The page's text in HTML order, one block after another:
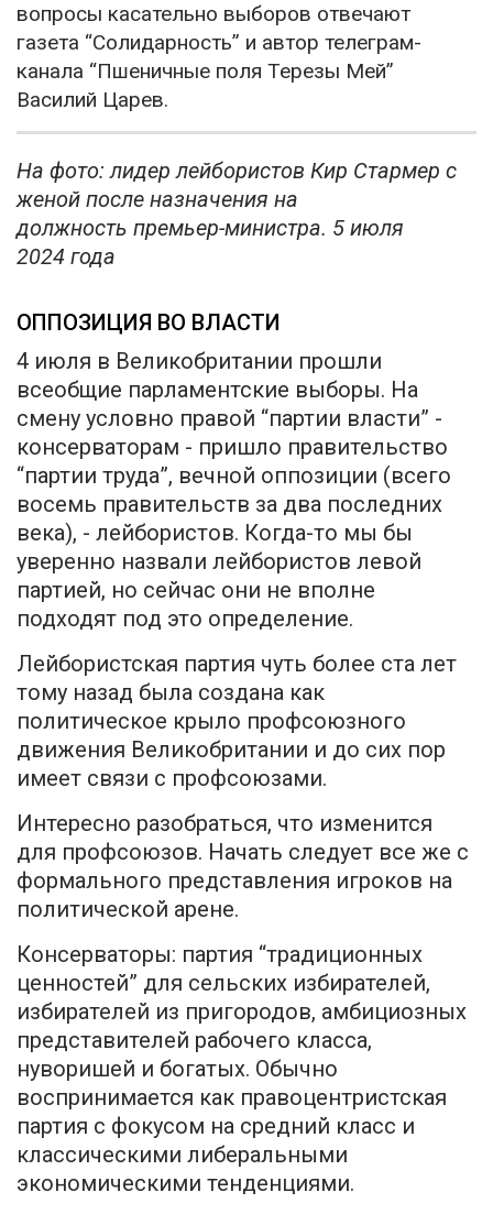
вопросы касательно выборов отвечают
газета “Солидарность” и автор телеграм-
канала “Пшеничные поля Терезы Мей”
Василий Царев.
На фото: лидер лейбористов Кир Стармер с
женой после назначения на
должность премьер-министра. 5 июля
2024 года
ОППОЗИЦИЯ ВО ВЛАСТИ
4 июля в Великобритании прошли
всеобщие парламентские выборы. На
смену условно правой “партии власти” -
консерваторам - пришло правительство
“партии труда”, вечной оппозиции (всего
восемь правительств за два последних
века), - лейбористов. Когда-то мы бы
уверенно назвали лейбористов левой
партией, но сейчас они не вполне
подходят под это определение.
Лейбористская партия чуть более ста лет
тому назад была создана как
политическое крыло профсоюзного
движения Великобритании и до сих пор
имеет связи с профсоюзами.
Интересно разобраться, что изменится
для профсоюзов. Начать следует все же с
формального представления игроков на
политической арене.
Консерваторы: партия “традиционных
ценностей” для сельских избирателей,
избирателей из пригородов, амбициозных
представителей рабочего класса,
нуворишей и богатых. Обычно
воспринимается как правоцентристская
партия с фокусом на средний класс и
классическими либеральными
экономическими тенденциями.